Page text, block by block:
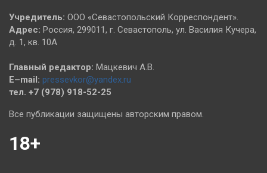
Учредитель: ООО «Севастопольский Корреспондент».
Адрес: Россия, 299011, г. Севастополь, ул. Василия Кучера,
д. 1, кв. 10А
Главный редактор: Мацкевич А.В.
E–mail: pressevkor@yandex.ru
тел. +7 (978) 918-52-25
Все публикации защищены авторским правом.
18+